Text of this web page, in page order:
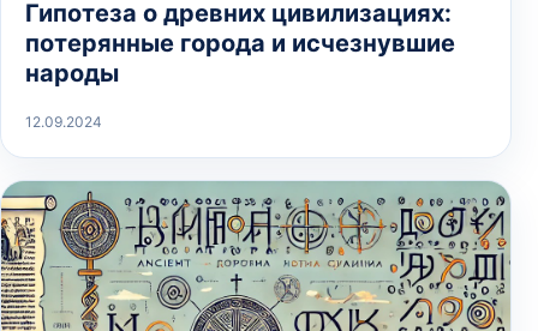
Гипотеза о древних цивилизациях:
потерянные города и исчезнувшие
народы
12.09.2024